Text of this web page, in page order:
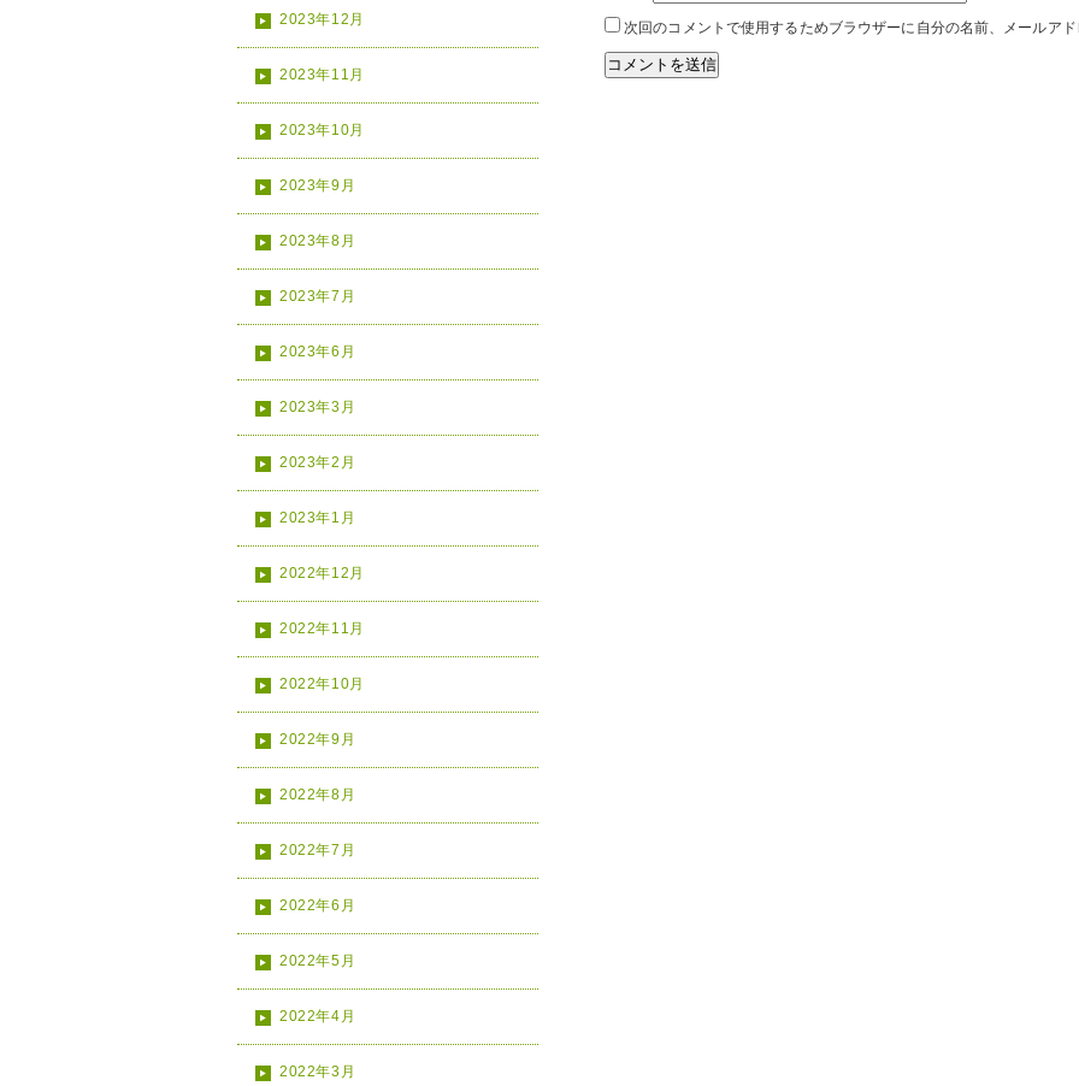
2023年12月
2023年11月
2023年10月
2023年9月
2023年8月
2023年7月
2023年6月
2023年3月
2023年2月
2023年1月
2022年12月
2022年11月
2022年10月
2022年9月
2022年8月
2022年7月
2022年6月
2022年5月
2022年4月
2022年3月
次回のコメントで使用するためブラウザーに自分の名前、メールアド